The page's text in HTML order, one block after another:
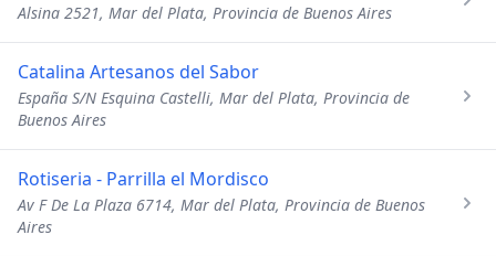
Alsina 2521, Mar del Plata, Provincia de Buenos Aires
Catalina Artesanos del Sabor
España S/N Esquina Castelli, Mar del Plata, Provincia de
Buenos Aires
Rotiseria - Parrilla el Mordisco
Av F De La Plaza 6714, Mar del Plata, Provincia de Buenos
Aires